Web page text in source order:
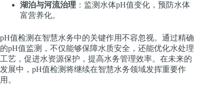
湖泊与河流治理 ：监测水体pH值变化，预防水体
富营养化。
pH值检测在智慧水务中的关键作用不容忽视。通过精确
的pH值监测，不仅能够保障水质安全，还能优化水处理
工艺，促进水资源保护，提高水务管理效率。在未来的
发展中，pH值检测将继续在智慧水务领域发挥重要作
用。